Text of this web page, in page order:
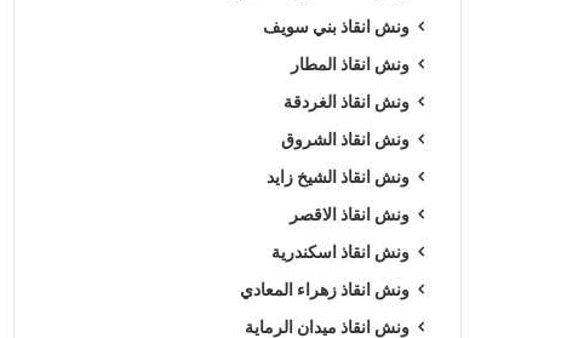
ونش انقاذ بني سويف
ونش انقاذ المطار
ونش انقاذ الغردقة
ونش انقاذ الشروق
ونش انقاذ الشيخ زايد
ونش انقاذ الاقصر
ونش انقاذ اسكندرية
ونش انقاذ زهراء المعادي
ونش انقاذ ميدان الرماية